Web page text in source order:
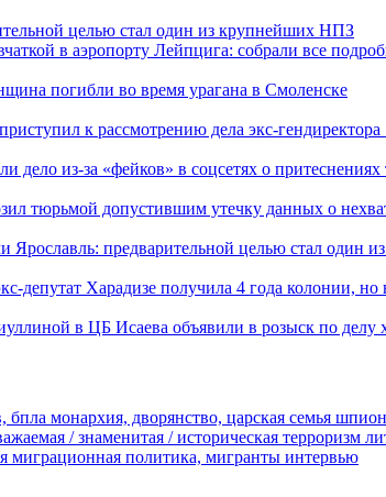
целью стал один из крупнейших НПЗ
в аэропорту Лейпцига: собрали все
погибли во время урагана в Смоленске
к рассмотрению дела экс-
дело из-за «фейков» в соцсетях о
тюрьмой допустившим утечку данных о
Ярославль: предварительной целью стал один
депутат Харадизе получила 4 года колонии,
в ЦБ Исаева объявили в розыск по делу
бпла монархия, дворянство, царская семья
/ знаменитая / историческая терроризм
миграционная политика, мигранты интервью